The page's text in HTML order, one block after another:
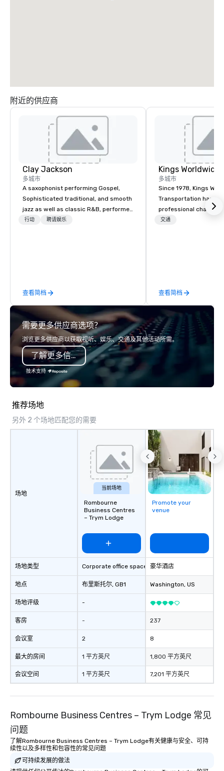
附近的供应商
Clay Jackson
多城市
A saxophonist performing Gospel,
Sophisticated traditional, and smooth
jazz as well as classic R&B, performed
instrumentally on the tenor, alto, and
necessary amplification equipment as
well as wireless microphones if they
would be needed. My original music,
TAKE THE CLAY TRAIN, and ,THERE IS A
WORD’, are available on my website,
and can be heard on Spotify
行动 聘请娱乐
查看简档
多城市
Since 1978, Kings
Transportation has
professional
transportation
partner network. We are committed to
delivering high-
transportation that
standards of today’s
and meetings
safety, punctuality,
every trip, earning
交通
查看简档
需要更多供应商选项？
浏览更多供应商以获取视听、娱乐、交通及其他活动所需。
了解更多信息
技术支持
推荐场地
另外 2 个场地匹配您的需要
场地
场地类型
地点
场地评级
客房
会议室
最大的房间
会议空间
当前场地
Rombourne
Business Centres
– Trym Lodge
Corporate office space
布里斯托尔, GB1
-
-
2
1 平方英尺
1 平方英尺
Promote your
venue
豪华酒店
Washington, US
237
8
1,800 平方英尺
7,201 平方英尺
Rombourne Business Centres – Trym Lodge 常见
问题
了解Rombourne Business Centres – Trym Lodge有关健康与安全、可持
续性以及多样性和包容性的常见问题
可持续发展的做法